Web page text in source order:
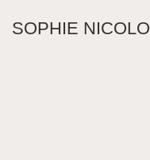
SOPHIE NICOLO